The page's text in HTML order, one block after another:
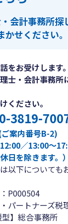
会計事務所探
かせください。
をお受けします
士・会計事務所
ください。
3819-
案内番号B-2)
／13:00〜
日を除きます。）
以下についても
P000504
パートナーズ税
】総合事務所